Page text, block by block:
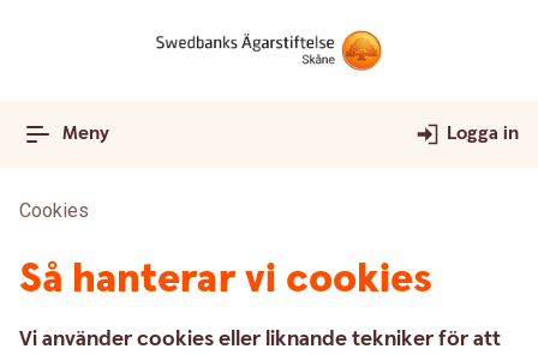
Meny Logga in
Cookies
Så hanterar vi cookies
Vi använder cookies eller liknande tekniker för att